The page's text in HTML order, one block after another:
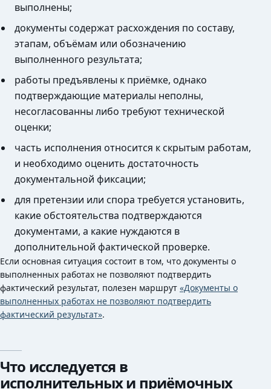
выполнены;
документы содержат расхождения по составу,
этапам, объёмам или обозначению
выполненного результата;
работы предъявлены к приёмке, однако
подтверждающие материалы неполны,
несогласованны либо требуют технической
оценки;
часть исполнения относится к скрытым работам,
и необходимо оценить достаточность
документальной фиксации;
для претензии или спора требуется установить,
какие обстоятельства подтверждаются
документами, а какие нуждаются в
дополнительной фактической проверке.
Если основная ситуация состоит в том, что документы о
выполненных работах не позволяют подтвердить
фактический результат, полезен маршрут «Документы о
выполненных работах не позволяют подтвердить
фактический результат».
Что исследуется в
исполнительных и приёмочных